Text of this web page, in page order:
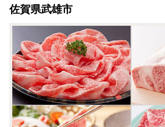
佐賀県武雄市